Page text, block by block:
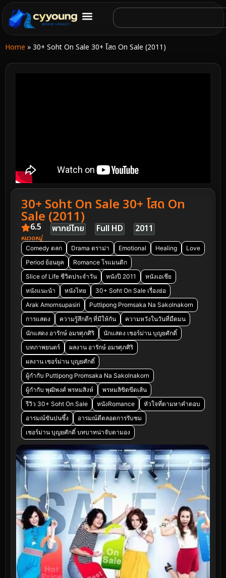
Home » 30+ Soht On Sale 30+ โสด On Sale (2011)
30+ Soht On Sale 30+ โสด On
Sale (2011)
6.5 พากย์ไทย Full HD 2011
หมวดหมู่
Comedy ตลก Drama ดราม่า Emotional Healing
Love
Period ย้อนยุค
Romance โรแมนติก
Slice of Life ชีวิตประจำวัน
หนังปี 2011
หนังเอเชีย
หนังแนะนำ
หนังไทย
30+ Soht On Sale เรื่องย่อ
Arak Amornsupasiri
Puttipong Promsaka Na Sakolnakorn
การแสดง
ความรู้สึกดีๆ ที่มีให้กัน
ความหวังในวันที่มืดมน
นักแสดง อารักษ์ อมรศุภศิริ
นักแสดง เชอร์ม่าน บุญยศักดิ์
บทภาพยนตร์
ผลงาน อารักษ์ อมรศุภศิริ
ผลงาน เชอร์ม่าน บุญยศักดิ์
ผู้กำกับ Puttipong Promsaka Na Sakolnakorn
ผู้กำกับ พุฒิพงศ์ พรหมสิงห์
พรหมลิขิตขีดเส้น
รีวิว 30+ Soht On Sale
หนังRomance
หัวใจที่ตามหาคำตอบ
อารมณ์ขันปนซึ้ง
อารมณ์ดีตลอดการรับชม
เชอร์ม่าน บุญยศักดิ์ บทบาทน่าจับตามอง